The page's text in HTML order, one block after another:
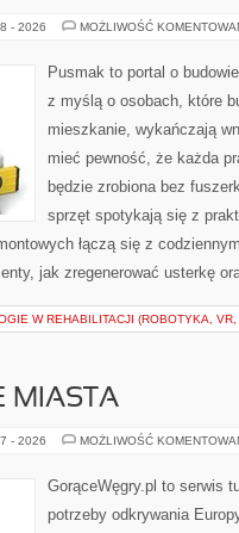
- 2026 MOŻLIWOŚĆ
Pusmak to portal o
z myślą o osobach, które
mieszkanie, wykańczają
mieć pewność, że każda
będzie zrobiona bez
sprzęt spotykają się z
łączą się z
jak zregenerować usterkę
W REHABILITACJI (ROBOTYKA,
MIASTA
- 2026 MOŻLIWOŚĆ
GorąceWęgry.pl to serwis
potrzeby odkrywania